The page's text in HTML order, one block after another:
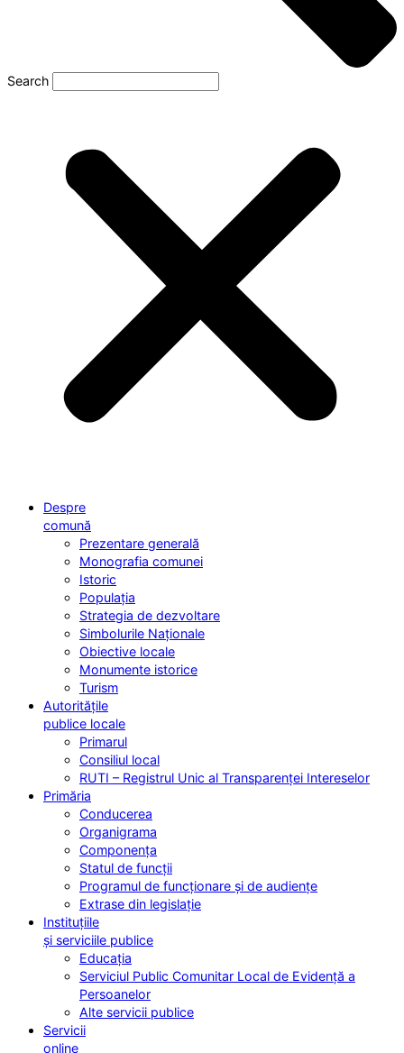
Search
Despre
comună
Prezentare generală
Monografia comunei
Istoric
Populația
Strategia de dezvoltare
Simbolurile Naționale
Obiective locale
Monumente istorice
Turism
Autoritățile
publice locale
Primarul
Consiliul local
RUTI – Registrul Unic al Transparenței Intereselor
Primăria
Conducerea
Organigrama
Componența
Statul de funcții
Programul de funcționare și de audiențe
Extrase din legislație
Instituțiile
și serviciile publice
Educația
Serviciul Public Comunitar Local de Evidență a
Persoanelor
Alte servicii publice
Servicii
online